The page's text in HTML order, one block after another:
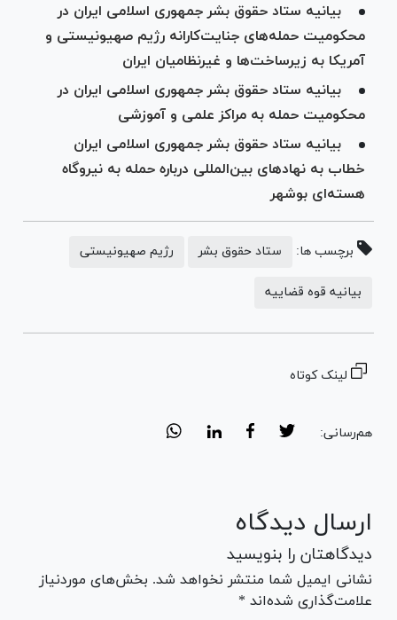
بیانیه ستاد حقوق بشر جمهوری اسلامی ایران در
محکومیت حمله‌های جنایت‌کارانه رژیم صهیونیستی و
آمریکا به زیرساخت‌ها و غیرنظامیان ایران
بیانیه ستاد حقوق بشر جمهوری اسلامی ایران در
محکومیت حمله به مراکز علمی و آموزشی
بیانیه ستاد حقوق بشر جمهوری اسلامی ایران
خطاب به نهادهای بین‌المللی درباره حمله به نیروگاه
هسته‌ای بوشهر
برچسب ها: ستاد حقوق بشر رژیم صهیونیستی
بیانیه قوه قضاییه
لینک کوتاه
هم‌رسانی:
ارسال دیدگاه
دیدگاهتان را بنویسید
نشانی ایمیل شما منتشر نخواهد شد. بخش‌های موردنیاز
علامت‌گذاری شده‌اند *